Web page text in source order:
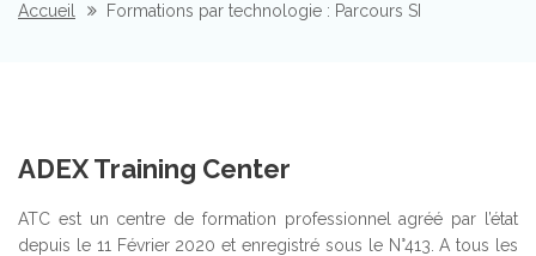
Accueil Formations par technologie : Parcours SI
ADEX Training Center
ATC est un centre de formation professionnel agréé par l’état
depuis le 11 Février 2020 et enregistré sous le N°413. A tous les